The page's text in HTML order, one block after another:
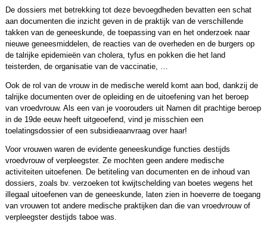
De dossiers met betrekking tot deze bevoegdheden bevatten een schat
aan documenten die inzicht geven in de praktijk van de verschillende
takken van de geneeskunde, de toepassing van en het onderzoek naar
nieuwe geneesmiddelen, de reacties van de overheden en de burgers op
de talrijke epidemieën van cholera, tyfus en pokken die het land
teisterden, de organisatie van de vaccinatie, …
Ook de rol van de vrouw in de medische wereld komt aan bod, dankzij de
talrijke documenten over de opleiding en de uitoefening van het beroep
van vroedvrouw. Als een van je voorouders uit Namen dit prachtige beroep
in de 19de eeuw heeft uitgeoefend, vind je misschien een
toelatingsdossier of een subsidieaanvraag over haar!
Voor vrouwen waren de evidente geneeskundige functies destijds
vroedvrouw of verpleegster. Ze mochten geen andere medische
activiteiten uitoefenen. De betiteling van documenten en de inhoud van
dossiers, zoals bv. verzoeken tot kwijtschelding van boetes wegens het
illegaal uitoefenen van de geneeskunde, laten zien in hoeverre de toegang
van vrouwen tot andere medische praktijken dan die van vroedvrouw of
verpleegster destijds taboe was.